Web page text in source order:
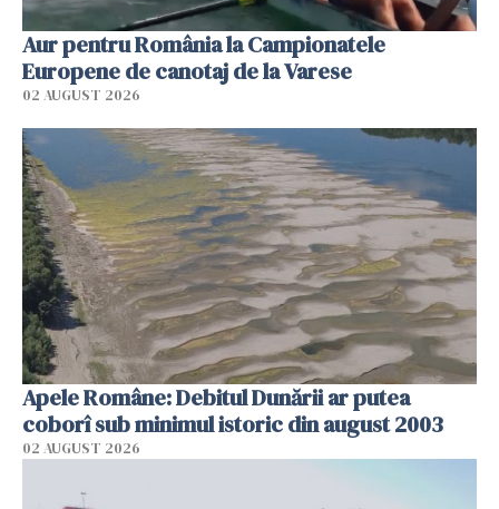
Aur pentru România la Campionatele
Europene de canotaj de la Varese
02 AUGUST 2026
Apele Române: Debitul Dunării ar putea
coborî sub minimul istoric din august 2003
02 AUGUST 2026